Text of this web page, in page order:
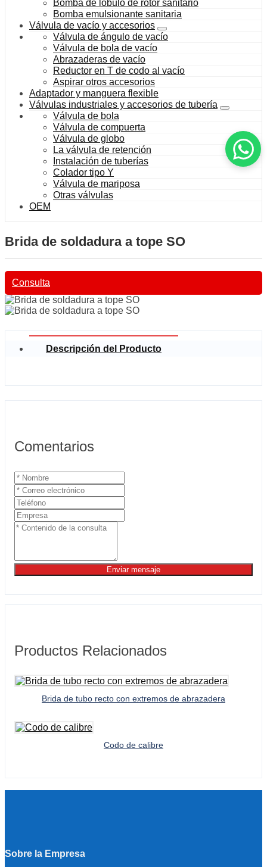
Bomba de lóbulo de rotor sanitario
Bomba emulsionante sanitaria
Válvula de vacío y accesorios
Válvula de ángulo de vacío
Válvula de bola de vacío
Abrazaderas de vacío
Reductor en T de codo al vacío
Aspirar otros accesorios
Adaptador y manguera flexible
Válvulas industriales y accesorios de tubería
Válvula de bola
Válvula de compuerta
Válvula de globo
La válvula de retención
Instalación de tuberías
Colador tipo Y
Válvula de mariposa
Otras válvulas
OEM
Brida de soldadura a tope SO
Consulta
Descripción del Producto
Comentarios
Enviar mensaje
Productos Relacionados
Brida de tubo recto con extremos de abrazadera
Codo de calibre
Sobre la Empresa